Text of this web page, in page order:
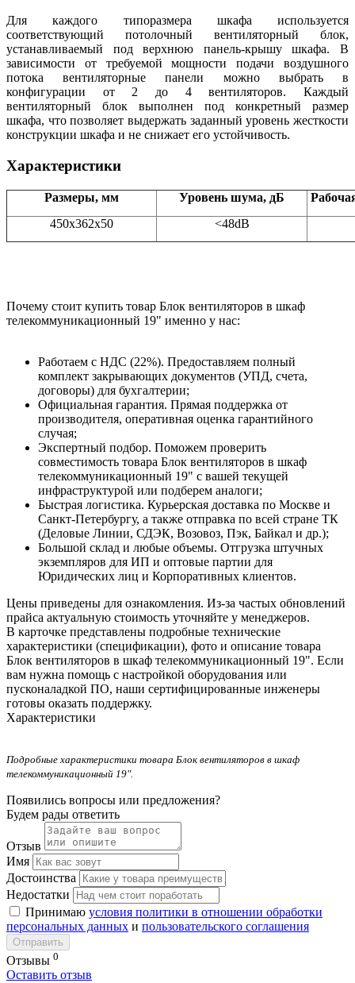
Для каждого типоразмера шкафа используется
соответствующий потолочный вентиляторный блок,
устанавливаемый под верхнюю панель-крышу шкафа. В
зависимости от требуемой мощности подачи воздушного
потока вентиляторные панели можно выбрать в
конфигурации от 2 до 4 вентиляторов. Каждый
вентиляторный блок выполнен под конкретный размер
шкафа, что позволяет выдержать заданный уровень жесткости
конструкции шкафа и не снижает его устойчивость.
Характеристики
Размеры, мм Уровень шума, дБ
450х362х50
<48dB
Почему стоит купить товар Блок вентиляторов в шкаф
телекоммуникационный 19" именно у нас:
Работаем с НДС (22%). Предоставляем полный
комплект закрывающих документов (УПД, счета,
договоры) для бухгалтерии;
Официальная гарантия. Прямая поддержка от
производителя, оперативная оценка гарантийного
случая;
Экспертный подбор. Поможем проверить
совместимость товара Блок вентиляторов в шкаф
телекоммуникационный 19" с вашей текущей
инфраструктурой или подберем аналоги;
Быстрая логистика. Курьерская доставка по Москве и
Санкт-Петербургу, а также отправка по всей стране ТК
(Деловые Линии, СДЭК, Возовоз, Пэк, Байкал и др.);
Большой склад и любые объемы. Отгрузка штучных
экземпляров для ИП и оптовые партии для
Юридических лиц и Корпоративных клиентов.
Цены приведены для ознакомления. Из‑за частых обновлений
прайса актуальную стоимость уточняйте у менеджеров.
В карточке представлены подробные технические
характеристики (спецификации), фото и описание товара
Блок вентиляторов в шкаф телекоммуникационный 19". Если
вам нужна помощь с настройкой оборудования или
пусконаладкой ПО, наши сертифицированные инженеры
готовы оказать поддержку.
Характеристики
Подробные характеристики товара Блок вентиляторов в шкаф
телекоммуникационный 19".
Появились вопросы или предложения?
Будем рады ответить
Отзыв
Имя
Достоинства
Недостатки
Принимаю условия политики в отношении обработки
персональных данных и пользовательского соглашения
Отправить
Отзывы 0
Оставить отзыв